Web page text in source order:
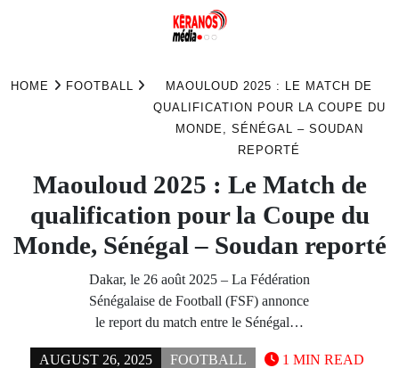
HOME FOOTBALL
MAOULOUD 2025 : LE MATCH DE
QUALIFICATION POUR LA COUPE DU
MONDE, SÉNÉGAL – SOUDAN
REPORTÉ
Maouloud 2025 : Le Match de
qualification pour la Coupe du
Monde, Sénégal – Soudan reporté
Dakar, le 26 août 2025 – La Fédération
Sénégalaise de Football (FSF) annonce
le report du match entre le Sénégal…
AUGUST 26, 2025
FOOTBALL
1 MIN READ